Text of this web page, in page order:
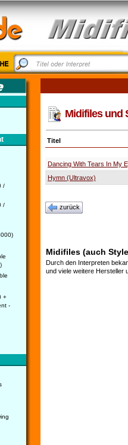
/
/
+
-
Midifiles und
Titel
Dancing With Tears In My
Hymn (Ultravox)
zurück
Midifiles (auch
Durch den Interpreten
und viele weitere Hersteller